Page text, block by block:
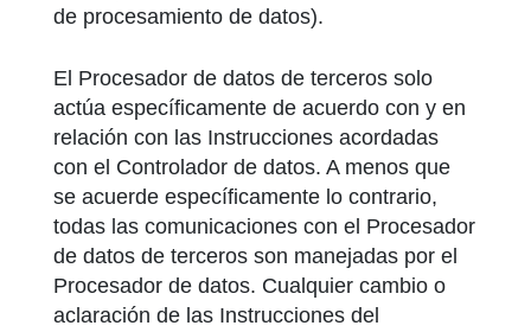
de procesamiento de datos).
El Procesador de datos de terceros solo
actúa específicamente de acuerdo con y en
relación con las Instrucciones acordadas
con el Controlador de datos. A menos que
se acuerde específicamente lo contrario,
todas las comunicaciones con el Procesador
de datos de terceros son manejadas por el
Procesador de datos. Cualquier cambio o
aclaración de las Instrucciones del